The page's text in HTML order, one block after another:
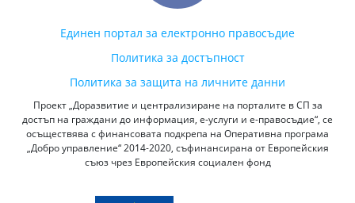
Единен портал за електронно правосъдие
Политика за достъпност
Политика за защита на личните данни
Проект „Доразвитие и централизиране на порталите в СП за
достъп на граждани до информация, е-услуги и е-правосъдие“, се
осъществява с финансовата подкрепа на Оперативна програма
„Добро управление“ 2014-2020, съфинансирана от Европейския
съюз чрез Европейския социален фонд